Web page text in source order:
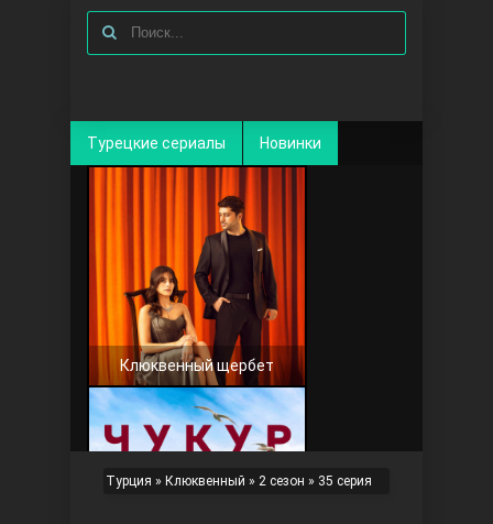
Турецкие сериалы Новинки
Клюквенный щербет
Турция » Клюквенный » 2 сезон » 35 серия